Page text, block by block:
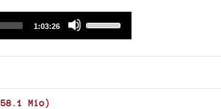
Total
1:03:26
58.1 Mio)